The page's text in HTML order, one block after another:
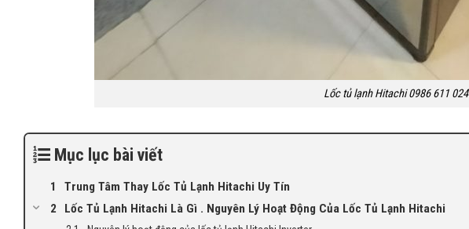
Lốc tủ lạnh Hitachi 0986 611 024
Mục lục bài viết
Trung Tâm Thay Lốc Tủ Lạnh Hitachi Uy Tín
Lốc Tủ Lạnh Hitachi Là Gì . Nguyên Lý Hoạt Động Của Lốc Tủ Lạnh Hitachi